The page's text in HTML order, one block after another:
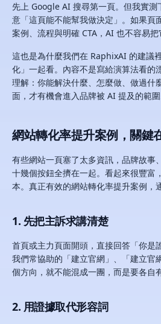
先上 Google AI 搜尋第一頁。但我實
意「這頁能不能幫我做決定」。如果頁
案例、流程與明確 CTA，AI 也不容易把
這也是為什麼我們在 RaphixAI 的建議
化」一起看。內容不是寫給演算法看的
理解：你能解決什麼、怎麼做、做過什
面，才有機會進入品牌被 AI 提及的範圍
網站轉化率提升案例，關鍵
有些網站一頁塞了太多資訊，品牌故事
十幾個按鈕全擠在一起。看起來很豐富
本。真正有效的網站轉化率提升案例，
1. 先把主訴求講清楚
首頁或主力頁面開頭，直接回答「你是
我們常協助的「建立官網」、「建立官
個方向，就不能混成一團，而是要各自
2. 用證據取代形容詞